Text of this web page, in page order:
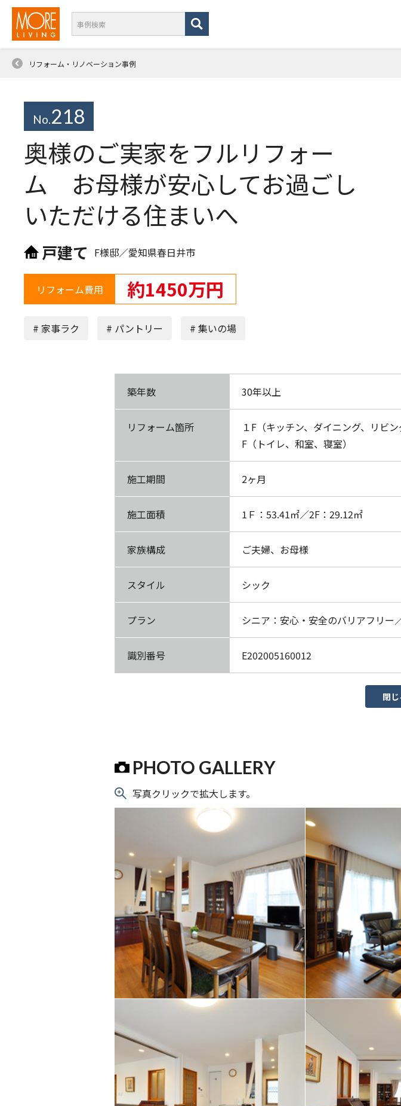
リフォーム・リノベーション事例
No.218
奥様のご実家をフルリフォー
ム お母様が安心してお過ごし
いただける住まいへ
戸建て F様邸／愛知県春日井市
リフォーム費用 約1450万円
# 家事ラク # パントリー # 集いの場
築年数 30年以上
リフォーム箇所
１F（キッチン、ダイニング、リビ
F（トイレ、和室、寝室）
施工期間 2ヶ月
施工面積 1Ｆ：53.41㎡／2F：29.12㎡
家族構成 ご夫婦、お母様
スタイル シック
プラン シニア：安心・安全のバリアフリー
識別番号 E202005160012
閉じ
PHOTO GALLERY
写真クリックで拡大します。